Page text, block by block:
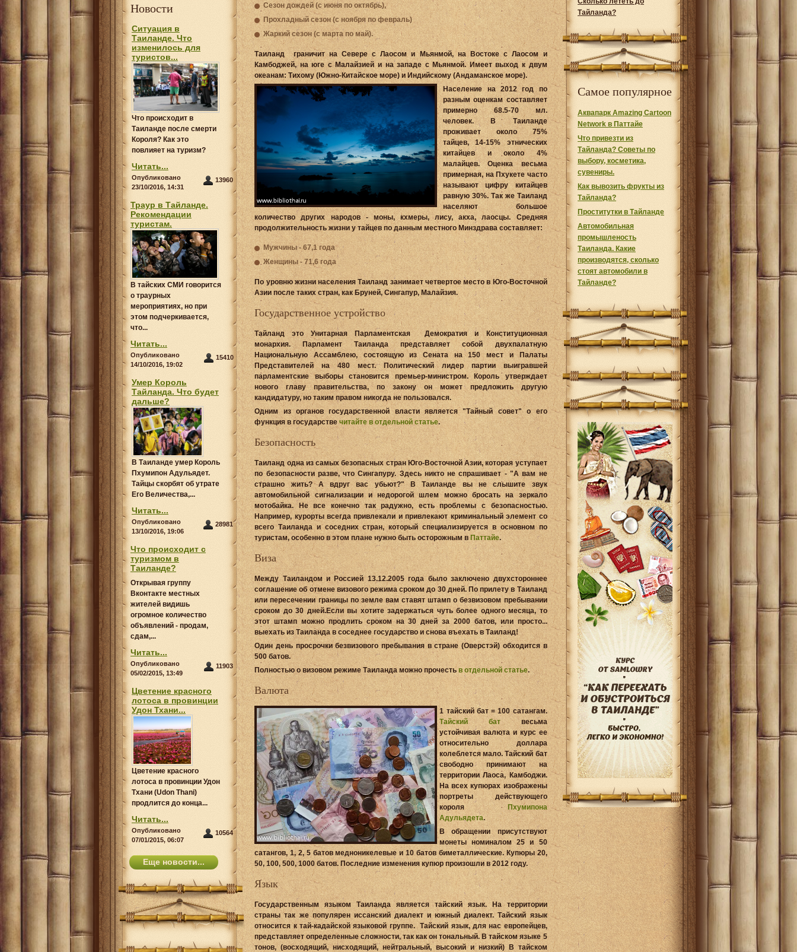
Сезон дождей(с июня по октябрь),
Прохладный сезон(с ноября по февраль)
Жаркий сезон (с марта по май).
Таиланд граничит на Севере с Лаосом и Мьянмой, на Востоке с Лаосом и
Камбоджей, на юге с Малайзией и на западе с Мьянмой. Имеет выход к двум
океанам: Тихому (Южно-Китайское море) и Индийскому (Андаманское море).
Население на 2012 год по
разным оценкам составляет
примерно 68.5-70 мл.
человек. В Таиланде
проживает около 75%
тайцев, 14-15% этнических
китайцев и около 4%
малайцев. Оценка весьма
примерная, на Пхукете часто
называют цифру китайцев
равную 30%. Так же Таиланд
населяют большое
количество других народов - моны, кхмеры, лису, акха, лаосцы. Средняя
продолжительность жизни у тайцев по данным местного Минздрава составляет:
Мужчины - 67,1 года
Женщины - 71,6 года
По уровню жизни населения Таиланд занимает четвертое место в Юго-Восточной
Азии после таких стран, как Бруней, Сингапур, Малайзия.
Государственное устройство
Тайланд этоУнитарная Парламентская Демократия и Конституционная
монархия. Парламент Таиланда представляет собой двухпалатную
Национальную Ассамблею, состоящую из Сената на 150 мест и Палаты
Представителей на 480 мест. Политический лидер партии выигравшей
парламентские выборы становится премьер-министром. Король утверждает
нового главу правительства, по закону он может предложить другую
кандидатуру, но таким правом никогда не пользовался.
Одним из органов государственной власти является "Тайный совет" о его
функция в государствечитайте в отдельной статье.
Безопасность
Таиланд одна из самых безопасных стран Юго-Восточной Азии, которая уступает
по безопасности разве, что Сингапуру. Здесь никто не спрашивает - "А вам не
страшно жить? А вдруг вас убьют?" В Таиланде вы не слышите звук
автомобильной сигнализации и недорогой шлем можно бросать на зеркало
мотобайка. Не все конечно так радужно, есть проблемы с безопасностью.
Например, курорты всегда привлекали и привлекают криминальный элемент со
всего Таиланда и соседних стран, который специализируется в основном по
туристам, особенно в этом плане нужно быть осторожным в Паттайе.
Виза
Между Таиландом и Россией 13.12.2005 года было заключено двухстороннее
соглашение об отмене визового режима сроком до 30 дней. По прилету в Таиланд
или пересечении границы по земле вам ставят штамп о безвизовом пребывании
сроком до 30 дней.Если вы хотите задержаться чуть более одного месяца, то
этот штамп можно продлить сроком на 30 дней за 2000 батов, или просто...
выехать из Таиланда в соседнее государство и снова въехать в Таиланд!
Один день просрочки безвизового пребывания в стране (Оверстэй) обходится в
500 батов.
Полностью о визовом режиме Таиланда можно прочестьв отдельной статье.
Валюта
1 тайский бат = 100 сатангам.
Тайский батвесьма
устойчивая валюта и курс ее
относительно доллара
колеблется мало. Тайский бат
свободно принимают на
территории Лаоса, Камбоджи.
На всех купюрах изображены
портреты действующего
короля Пхумипона
Адульядета.
В обращении присутствуют
монеты номиналом 25 и 50
сатангов, 1, 2, 5 батов медноникелевые и 10 батов биметаллические. Купюры 20,
50, 100, 500, 1000 батов. Последние изменения купюр произошли в 2012 году.
Язык
Государственным языком Таиланда является тайский язык. На территории
страны так же популярен иссанский диалект и южный диалект. Тайский язык
относится к тай-кадайской языковой группе. Тайский язык, для нас европейцев,
представляет определенные сложности, так как он тональный. В тайском языке 5
тонов, (восходящий, нисходящий, нейтральный, высокий и низкий) В тайском
Новости
Ситуация в
Таиланде. Что
изменилось для
туристов...
Что происходит в
Таиланде после смерти
Короля? Как это
повлияет на туризм?
Читать...
13960
Опубликовано
23/10/2016, 14:31
Траур в Тайланде.
Рекомендации
туристам.
В тайских СМИ говорится
о траурных
мероприятиях, но при
этом подчеркивается,
что...
Читать...
15410
Опубликовано
14/10/2016, 19:02
Умер Король
Тайланда. Что будет
дальше?
В Таиланде умер Король
Пхумипон Адульядет.
Тайцы скорбят об утрате
Его Величества,...
Читать...
28981
Опубликовано
13/10/2016, 19:06
Что происходит с
туризмом в
Таиланде?
Открывая группу
Вконтакте местных
жителей видишь
огромное количество
объявлений - продам,
сдам,...
Читать...
11903
Опубликовано
05/02/2015, 13:49
Цветение красного
лотоса в провинции
Удон Тхани...
Цветение красного
лотоса в провинции Удон
Тхани (Udon Thani)
продлится до конца...
Читать...
10564
Опубликовано
07/01/2015, 06:07
Еще новости...
Тайланда?
Самое популярное
Аквапарк Amazing Cartoon
Network в Паттайе
Что привезти из
Тайланда? Советы по
выбору, косметика,
сувениры.
Как вывозить фрукты из
Тайланда?
Проститутки в Тайланде
Автомобильная
промышленость
Таиланда. Какие
производятся, сколько
стоят автомобили в
Тайланде?